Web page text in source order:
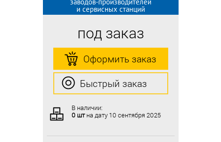
и сервисных станций
под заказ
Оформить заказ
Быстрый заказ
В наличии:
0 штна дату 10 сентября 2025
и сервисных станций
под заказ
Оформить заказ
Быстрый заказ
В наличии:
0 штна дату 10 сентября 2025